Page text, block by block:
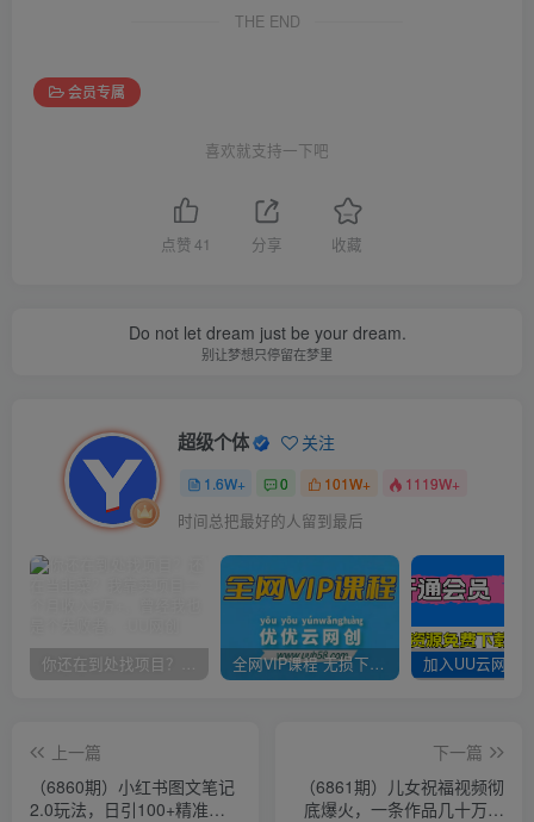
THE END
会员专属
喜欢就支持一下吧
点赞41 分享 收藏
Do not let dream just be your dream.
别让梦想只停留在梦里
超级个体 关注
1.6W+ 0 101W+ 1119W+
时间总把最好的人留到最后
你还在到处找项目？还在当韭菜？我靠卖项目一个月收入5万+，曾经我也是个失败者。 全网VIP课程 无损下载~
上一篇
（6860期）小红书图文笔记
2.0玩法，日引100+精准
下一篇
（6861期）儿女祝福视频彻
底爆火，一条作品几十万播